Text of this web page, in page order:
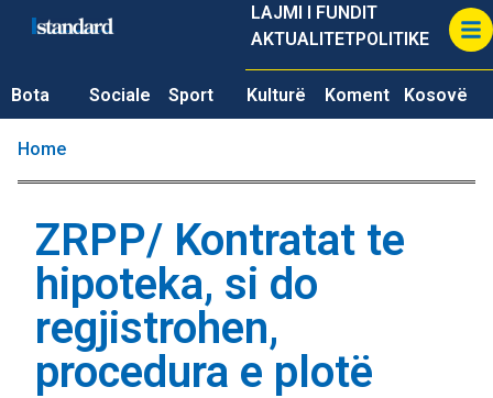
LAJMI I FUNDIT
AKTUALITETPOLITIKE
Bota Sociale Sport Kulturë Koment Kosovë
Home
ZRPP/ Kontratat te
hipoteka, si do
regjistrohen,
procedura e plotë